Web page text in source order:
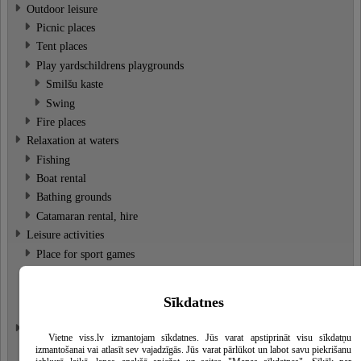
Outdoor leisure
Picnic places
Tent places
Play yardschildrens playgrounds
Smilšu kaste
Swing
Fire places
Relaxation at waters
Fishing
Boat rental
Bathing grounds
Catamaran rental, hire
Leisure activities
Place for sport games
Banquets
Sīkdatnes
Vietne viss.lv izmantojam sīkdatnes. Jūs varat apstiprināt visu sīkdatņu
izmantošanai vai atlasīt sev vajadzīgās. Jūs varat pārlūkot un labot savu piekrišanu